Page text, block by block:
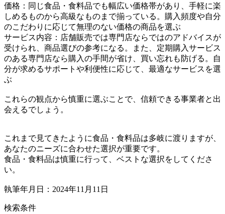
価格：同じ食品・食料品でも幅広い価格帯があり、手軽に楽
しめるものから高級なものまで揃っている。購入頻度や自分
のこだわりに応じて無理のない価格の商品を選ぶ
サービス内容：店舗販売では専門店ならではのアドバイスが
受けられ、商品選びの参考になる。また、定期購入サービス
のある専門店なら購入の手間が省け、買い忘れも防げる。自
分が求めるサポートや利便性に応じて、最適なサービスを選
ぶ
これらの観点から慎重に選ぶことで、信頼できる事業者と出
会えるでしょう。
これまで見てきたように食品・食料品は多岐に渡りますが、
あなたのニーズに合わせた選択が重要です。
食品・食料品は慎重に行って、ベストな選択をしてくださ
い。
執筆年月日：2024年11月11日
検索条件